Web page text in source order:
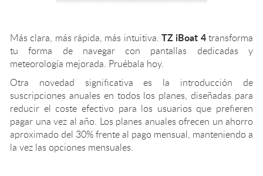
Más clara, más rápida, más intuitiva. TZ iBoat 4transforma
tu forma de navegar con pantallas dedicadas y
meteorología mejorada. Pruébala hoy.
Otra novedad significativa es la introducción de
suscripciones anuales en todos los planes, diseñadas para
reducir el coste efectivo para los usuarios que prefieren
pagar una vez al año. Los planes anuales ofrecen un ahorro
aproximado del 30% frente al pago mensual, manteniendo a
la vez las opciones mensuales.